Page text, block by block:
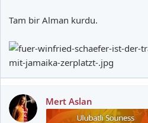
Tam bir Alman kurdu.
Mert Aslan